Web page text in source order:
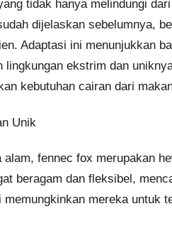
tidak hanya melindungi
dijelaskan sebelumnya,
Adaptasi ini menunjukkan
ekstrim dan
kebutuhan cairan dari
Unik
fennec fox merupakan
beragam dan fleksibel,
mereka untuk